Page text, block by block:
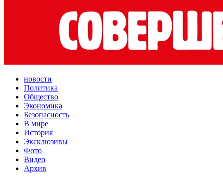
новости
Политика
Общество
Экономика
Безопасность
В мире
История
Эксклюзивы
Фото
Видео
Архив